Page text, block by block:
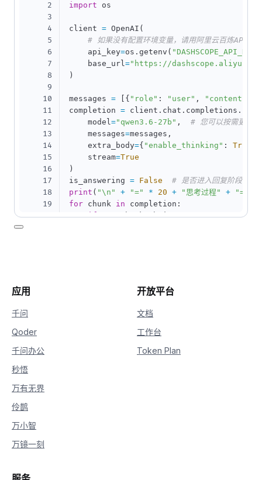
2
3
4
5
6
7
8
9
10
11
12
13
14
15
16
17
18
19
20
import os
client = OpenAI (
# 如果没有配置环境变量，请用阿里云百炼
    api_key
=os . getenv ( "DASHSCOPE_API_KEY"
    base_url
="https://
)
messages = { "role" : "user" , "content"
completion = client . chat . completions .
    model
="qwen3.6-27b" ,
# 您可以按需更换
    messages
=messages ,
    extra_body
={ "enable_thinking" : True
    stream
=True
)
is_answering = False
# 是否进入回复阶段
print ( "\n" + "=" * 20 + "思考过程" + "="
for chunk in completion :
if not chunk.choices:
(delta,
is_answering
print(
delta.
应用
千问
Qoder
千问办公
秒悟
万有无界
伶鹊
万小智
万镜一刻
开放平台
文档
工作台
Token Plan